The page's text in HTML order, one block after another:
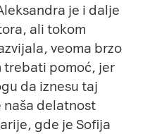
je i dalje
ali tokom
veoma brzo
trebati pomoć, jer
da iznesu taj
naša delatnost
gde je Sofija